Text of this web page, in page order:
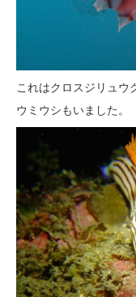
これはクロスジリュウ
ウミウシもいました。